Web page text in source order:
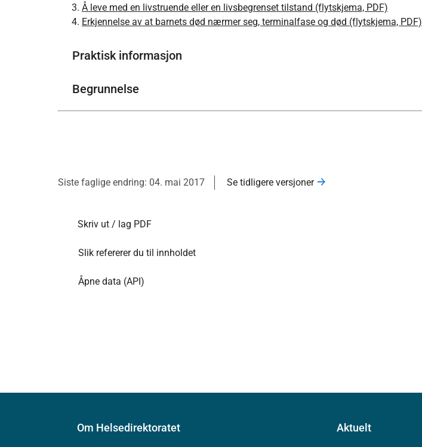
Å leve med en livstruende eller en livsbegrenset tilstand (flytskjema, PDF)
Erkjennelse av at barnets død nærmer seg, terminalfase og død (flytskjema, PDF)
Praktisk informasjon
Begrunnelse
Siste faglige endring: 04. mai 2017 Se tidligere versjoner
Skriv ut / lag PDF
Slik refererer du til innholdet
Åpne data (API)
Om Helsedirektoratet Aktuelt